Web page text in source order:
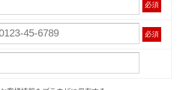
必須
必須